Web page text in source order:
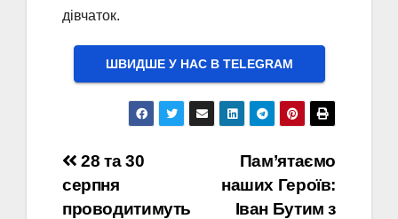
дівчаток.
ШВИДШЕ У НАС В ТELEGRAM
Навігація
записів
Пам’ятаємо
наших Героїв:
Іван Бутим з
28 та 30
серпня
проводитимуть